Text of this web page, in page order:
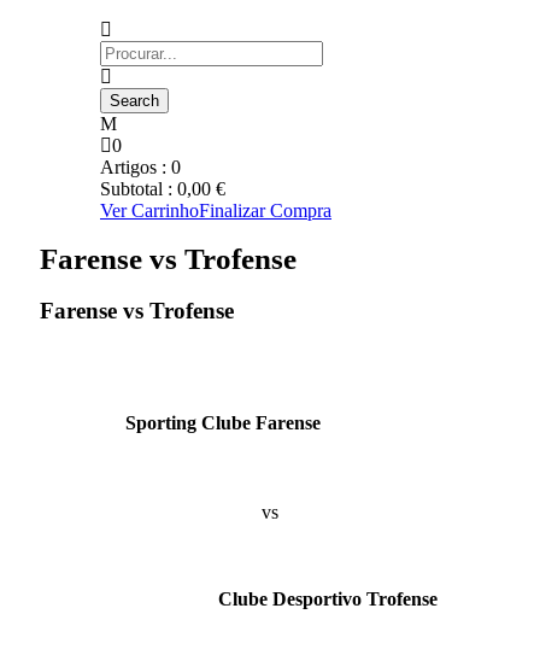
0
Artigos : 0
Subtotal : 0,00 €
Ver CarrinhoFinalizar Compra
Farense vs Trofense
Farense vs Trofense
Sporting Clube Farense
vs
Clube Desportivo Trofense